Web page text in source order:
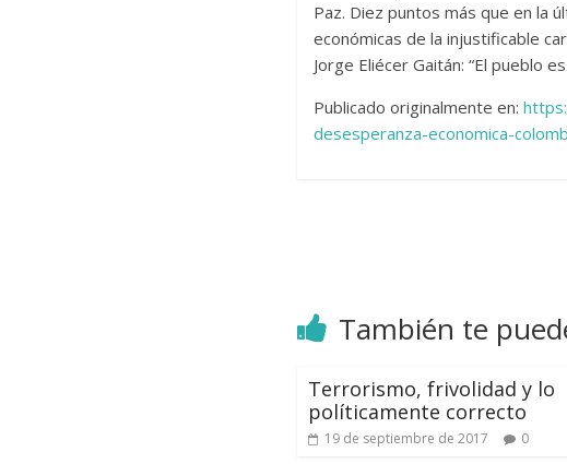
Paz. Diez puntos más que en la
económicas de la injustificable
Jorge Eliécer Gaitán: “El pueblo
Publicado originalmente en:
desesperanza-economica-
También te
Terrorismo, frivolidad y lo
políticamente correcto
19 de septiembre de 2017 0